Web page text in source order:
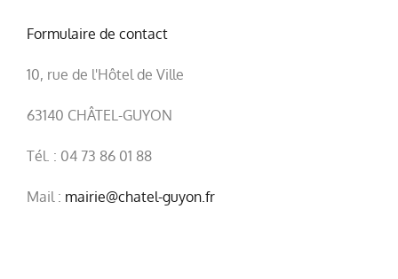
Formulaire de contact
10, rue de l'Hôtel de Ville
63140 CHÂTEL-GUYON
Tél. : 04 73 86 01 88
Mail : mairie@chatel-guyon.fr